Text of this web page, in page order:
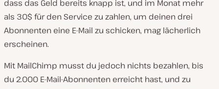
dass das Geld bereits knapp ist, und im Monat mehr
als 30$ für den Service zu zahlen, um deinen drei
Abonnenten eine E-Mail zu schicken, mag lächerlich
erscheinen.
Mit MailChimp musst du jedoch nichts bezahlen, bis
du 2.000 E-Mail-Abonnenten erreicht hast, und zu